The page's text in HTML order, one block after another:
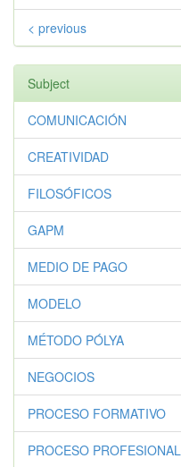
< previous
Subject
COMUNICACIÓN
CREATIVIDAD
FILOSÓFICOS
GAPM
MEDIO DE PAGO
MODELO
MÉTODO PÓLYA
NEGOCIOS
PROCESO FORMATIVO
PROCESO PROFESIONAL